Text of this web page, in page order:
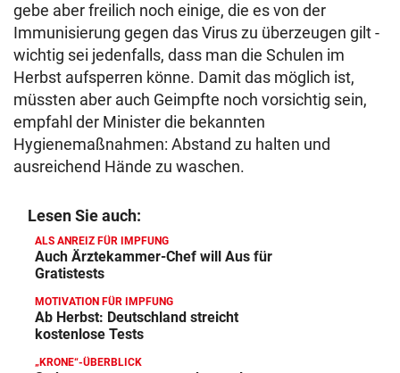
gebe aber freilich noch einige, die es von der
Immunisierung gegen das Virus zu überzeugen gilt -
wichtig sei jedenfalls, dass man die Schulen im
Herbst aufsperren könne. Damit das möglich ist,
müssten aber auch Geimpfte noch vorsichtig sein,
empfahl der Minister die bekannten
Hygienemaßnahmen: Abstand zu halten und
ausreichend Hände zu waschen.
Lesen Sie auch:
ALS ANREIZ FÜR IMPFUNG
Auch Ärztekammer-Chef will Aus für
Gratistests
MOTIVATION FÜR IMPFUNG
Ab Herbst: Deutschland streicht
kostenlose Tests
„KRONE“-ÜBERBLICK